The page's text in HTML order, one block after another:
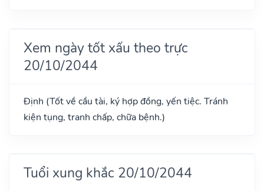
Xem ngày tốt xấu theo trực
20/10/2044
Định (Tốt về cầu tài, ký hợp đồng, yến tiệc. Tránh
kiện tụng, tranh chấp, chữa bệnh.)
Tuổi xung khắc 20/10/2044